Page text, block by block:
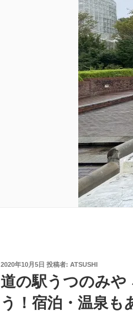
投
稿
日:
2020年10月5日 投稿者: ATSUSHI
道の駅うつのみや
う！宿泊・温泉も